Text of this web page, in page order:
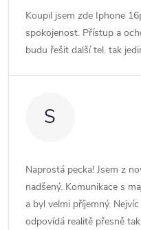
Koupil jsem zde Iphone
spokojenost. Přístup a
budu řešit další tel. tak
S
Naprostá pecka! Jsem z
nadšený. Komunikace s
a byl velmi příjemný.
odpovídá realitě přesně